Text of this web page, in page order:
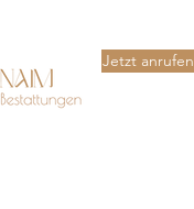
Jetzt anrufen